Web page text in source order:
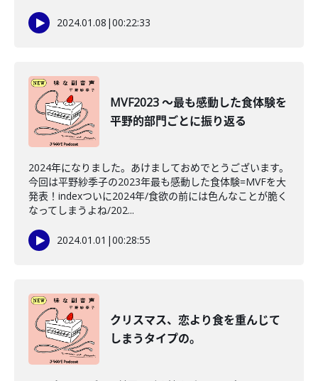
2024.01.08 |00:22:33
MVF2023 ～最も感動した食体験を
平野的部門ごとに振り返る
2024年になりました。あけましておめでとうございます。
今回は平野紗季子の2023年最も感動した食体験=MVFを大
発表！indexついに2024年/食欲の前には色んなことが脆く
なってしまうよね/202...
2024.01.01 |00:28:55
クリスマス、恋より食を重んじて
しまうタイプの。